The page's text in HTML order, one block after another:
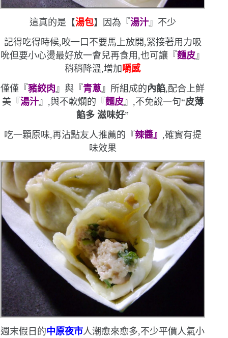
這真的是【湯包】 因為『 湯汁』不少
記得吃得時候,咬一口不要馬上放開,緊接著用力吸
吮但要小心燙最好放一會兒再食用,也可讓『麵皮』
稍稍降溫,增加 嚼感
僅僅『豬絞肉 』與『青蔥 』所組成的內餡,配合上鮮
美『湯汁』,與不軟爛的『麵皮』,不免說一句“皮薄
餡多 滋味好”
吃一顆原味,再沾點友人推薦的『辣醬』 ,確實有提
味效果
週末假日的中原夜市人潮愈來愈多,不少平價人氣小